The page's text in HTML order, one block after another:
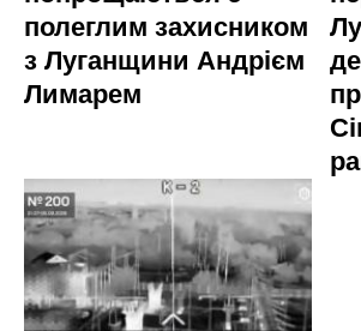
полеглим захисником
з Луганщини Андрієм
Лимарем